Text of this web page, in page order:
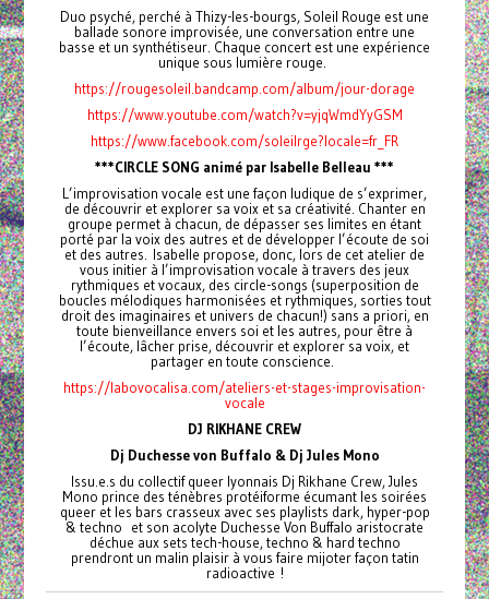
Duo psyché, perché à Thizy-les-bourgs, Soleil Rouge est une
ballade sonore improvisée, une conversation entre une
basse et un synthétiseur. Chaque concert est une expérience
unique sous lumière rouge.
https://rougesoleil.bandcamp.com/album/jour-dorage
https://www.youtube.com/watch?v=yjqWmdYyGSM
https://www.facebook.com/soleilrge?locale=fr_FR
***CIRCLE SONG animé par Isabelle Belleau ***
L’improvisation vocale est une façon ludique de s’exprimer,
de découvrir et explorer sa voix et sa créativité. Chanter en
groupe permet à chacun, de dépasser ses limites en étant
porté par la voix des autres et de développer l’écoute de soi
et des autres. Isabelle propose, donc, lors de cet atelier de
vous initier à l’improvisation vocale à travers des jeux
rythmiques et vocaux, des circle-songs (superposition de
boucles mélodiques harmonisées et rythmiques, sorties tout
droit des imaginaires et univers de chacun!) sans a priori, en
toute bienveillance envers soi et les autres, pour être à
l’écoute, lâcher prise, découvrir et explorer sa voix, et
partager en toute conscience.
https://labovocalisa.com/ateliers-et-stages-improvisation-
vocale
DJ RIKHANE CREW
Dj Duchesse von Buffalo & Dj Jules Mono
Issu.e.s du collectif queer lyonnais Dj Rikhane Crew, Jules
Mono prince des ténèbres protéiforme écumant les soirées
queer et les bars crasseux avec ses playlists dark, hyper-pop
& techno et son acolyte Duchesse Von Buffalo aristocrate
déchue aux sets tech-house, techno & hard techno
prendront un malin plaisir à vous faire mijoter façon tatin
radioactive !